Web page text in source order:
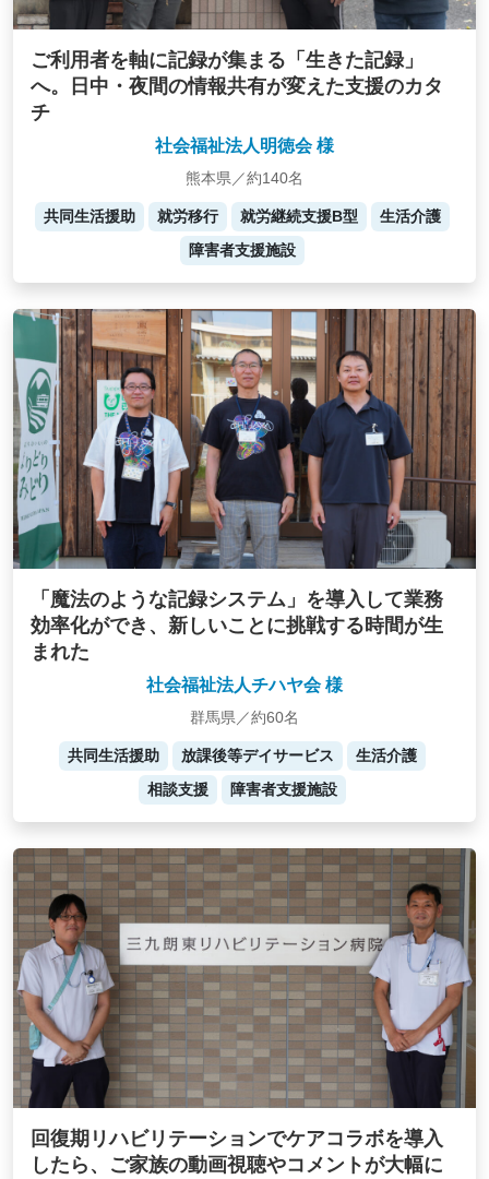
ご利用者を軸に記録が集まる「生きた記録」
へ。日中・夜間の情報共有が変えた支援のカタ
チ
社会福祉法人明徳会 様
熊本県／約140名
共同生活援助 就労移行 就労継続支援B型
生活介護
障害者支援施設
「魔法のような記録システム」を導入して業務
効率化ができ、新しいことに挑戦する時間が生
まれた
社会福祉法人チハヤ会 様
群馬県／約60名
共同生活援助 放課後等デイサービス
生活介護
相談支援
障害者支援施設
回復期リハビリテーションでケアコラボを導入
したら、ご家族の動画視聴やコメントが大幅に